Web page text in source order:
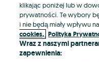
klikając poniżej lub w
prywatności. Te wybory
i nie będą miały wpływu
cookies, Polityka
Wraz z naszymi
zapewnienia: